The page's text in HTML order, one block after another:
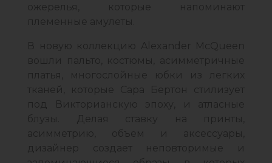
ожерелья, которые напоминают
племенные амулеты.
В новую коллекцию Alexander McQueen
вошли пальто, костюмы, асимметричные
платья, многослойные юбки из легких
тканей, которые Сара Бертон стилизует
под Викторианскую эпоху, и атласные
блузы. Делая ставку на принты,
асимметрию, объем и аксессуары,
дизайнер создает неповторимые и